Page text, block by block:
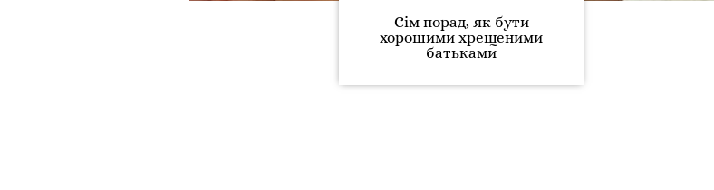
Сім порад, як бути
хорошими хрещеними
батьками